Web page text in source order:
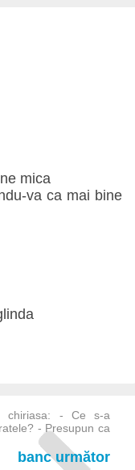
mica
va ca mai bine
chiriasa: - Ce s-a
- Presupun ca
banc următor